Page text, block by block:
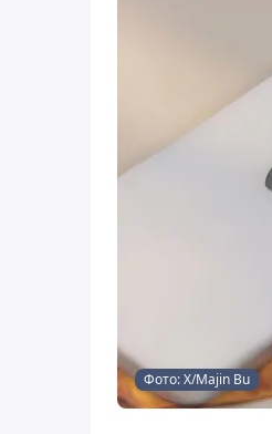
Фото: Х/Majin Bu